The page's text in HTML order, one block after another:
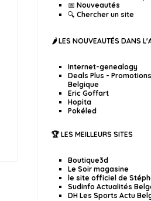
📅 Nouveautés
🔍 Chercher un site
🌶️ LES NOUVEAUTÉS DANS
Internet-genealogy
Deals Plus -
Belgique
Eric Goffart
Hopita
Pokéled
🏆 LES MEILLEURS SITES
Boutique3d
Le Soir magasine
le site officiel de
Sudinfo Actualités
DH Les Sports Actu